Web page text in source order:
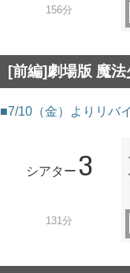
156分
[前編]劇場版 魔
■7/10（金）よりリバ
シアター 3
131分